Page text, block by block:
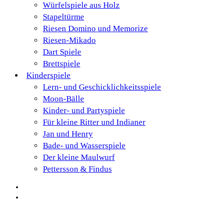
Würfelspiele aus Holz
Stapeltürme
Riesen Domino und Memorize
Riesen-Mikado
Dart Spiele
Brettspiele
Kinderspiele
Lern- und Geschicklichkeitsspiele
Moon-Bälle
Kinder- und Partyspiele
Für kleine Ritter und Indianer
Jan und Henry
Bade- und Wasserspiele
Der kleine Maulwurf
Pettersson & Findus